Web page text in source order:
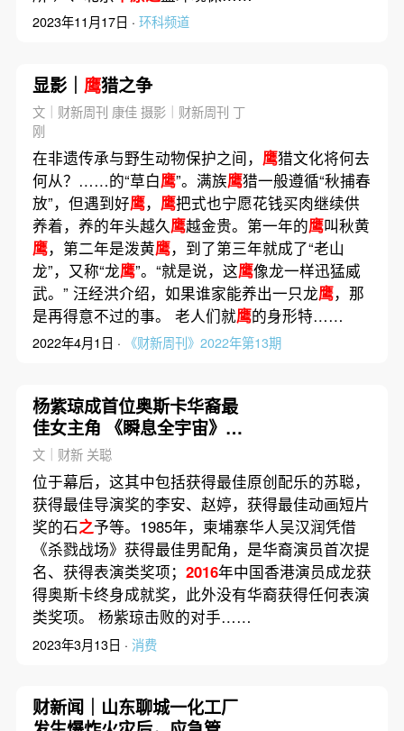
2023年11月17日 · 环科频道
显影｜ 鹰猎之争
文｜财新周刊 康佳 摄影｜财新周刊 丁
刚
在非遗传承与野生动物保护之间， 鹰猎文化将何去
何从？……的“草白鹰”。满族鹰猎一般遵循“秋捕春
放”，但遇到好鹰， 鹰把式也宁愿花钱买肉继续供
养着，养的年头越久鹰越金贵。第一年的鹰叫秋黄
鹰，第二年是泼黄鹰，到了第三年就成了“老山
龙”，又称“龙鹰”。“就是说，这鹰像龙一样迅猛威
武。” 汪经洪介绍，如果谁家能养出一只龙鹰，那
是再得意不过的事。 老人们就鹰的身形特……
2022年4月1日 · 《财新周刊》2022年第13期
杨紫琼成首位奥斯卡华裔最
佳女主角 《瞬息全宇宙》横
扫七大奖
文｜财新 关聪
位于幕后，这其中包括获得最佳原创配乐的苏聪，
获得最佳导演奖的李安、赵婷，获得最佳动画短片
奖的石之予等。1985年，柬埔寨华人吴汉润凭借
《杀戮战场》获得最佳男配角，是华裔演员首次提
名、获得表演类奖项； 2016年中国香港演员成龙获
得奥斯卡终身成就奖，此外没有华裔获得任何表演
类奖项。 杨紫琼击败的对手……
2023年3月13日 · 消费
财新闻｜山东聊城一化工厂